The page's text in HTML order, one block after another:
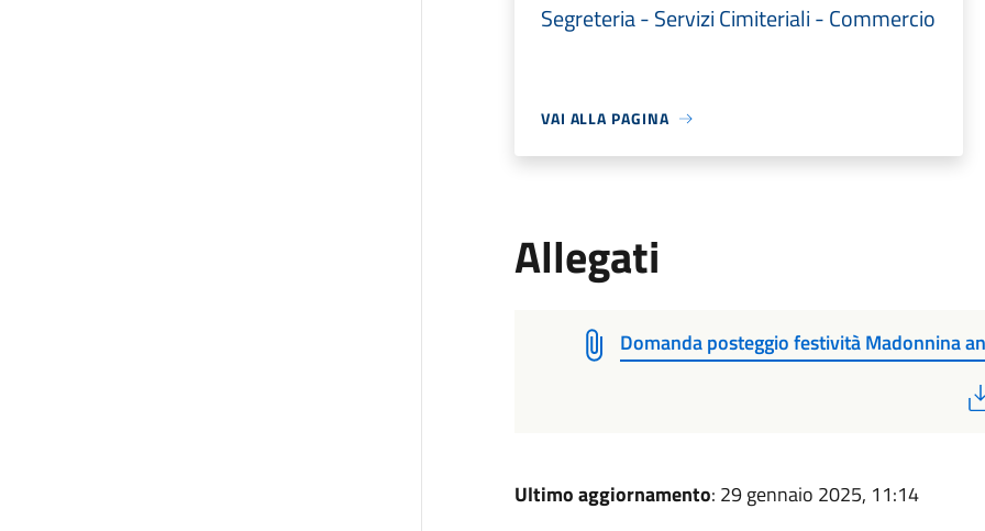
Segreteria - Servizi Cimiteriali - Commercio
VAI ALLA PAGINA
Allegati
Domanda posteggio festività Madonnina
Ultimo aggiornamento: 29 gennaio 2025, 11:14